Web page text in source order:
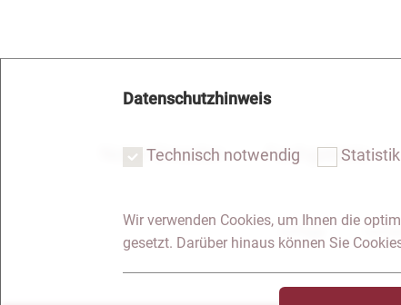
Notar Dresden Fachgebiete
Datenschutzhinweis
Technisch notwendig Statistik
Wir verwenden Cookies, um Ihnen die
gesetzt. Darüber hinaus können Sie